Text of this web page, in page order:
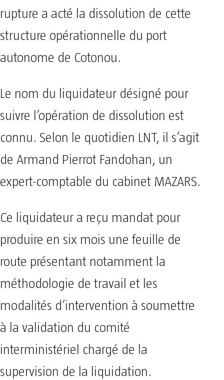
rupture a acté la dissolution de cette
structure opérationnelle du port
autonome de Cotonou.
Le nom du liquidateur désigné pour
suivre l’opération de dissolution est
connu. Selon le quotidien LNT, il s’agit
de Armand Pierrot Fandohan, un
expert-comptable du cabinet MAZARS.
Ce liquidateur a reçu mandat pour
produire en six mois une feuille de
route présentant notamment la
méthodologie de travail et les
modalités d’intervention à soumettre
à la validation du comité
interministériel chargé de la
supervision de la liquidation.